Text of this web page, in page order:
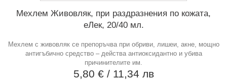
Мехлем Живовляк, при раздразнения по кожата,
еЛек, 20/40 мл.
Мехлем с живовляк се препоръчва при обриви, лишеи, акне, мощно
антигъбично средство – действа антиоксидантно и убива
причинителите им.
5,80 € / 11,34 лв